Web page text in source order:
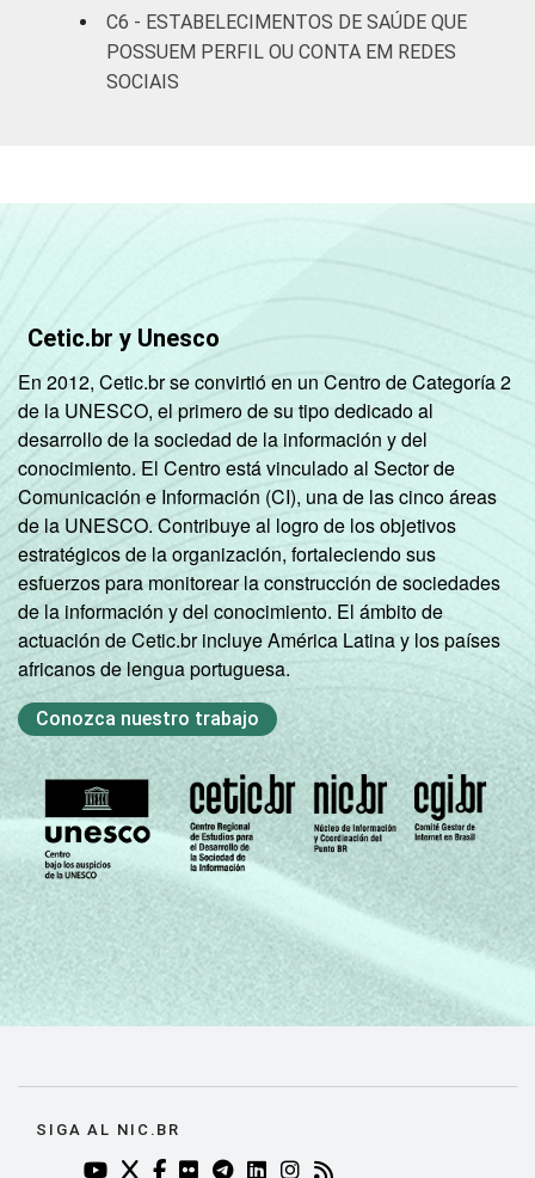
C6 - ESTABELECIMENTOS DE SAÚDE QUE
POSSUEM PERFIL OU CONTA EM REDES
SOCIAIS
Cetic.br y Unesco
En 2012, Cetic.br se convirtió en un Centro de Categoría 2
de la UNESCO, el primero de su tipo dedicado al
desarrollo de la sociedad de la información y del
conocimiento. El Centro está vinculado al Sector de
Comunicación e Información (CI), una de las cinco áreas
de la UNESCO. Contribuye al logro de los objetivos
estratégicos de la organización, fortaleciendo sus
esfuerzos para monitorear la construcción de sociedades
de la información y del conocimiento. El ámbito de
actuación de Cetic.br incluye América Latina y los países
africanos de lengua portuguesa.
Conozca nuestro trabajo
SIGA AL NIC.BR
YOUTUBE DO NIC.BR (ABRE EM NOVA ABA)
TWITTER DO NIC.BR (ABRE EM NOVA ABA)
FACEBOOK DO NIC.BR (ABRE EM NOVA
FLICKR DO NIC.BR (ABRE EM NOVA
TELEGRAM DO NIC.BR (ABRE EM
LINKEDIN DO NIC.BR (ABRE
INSTAGRAM DO NIC.BR
RSS DO NIC.BR (ABRE